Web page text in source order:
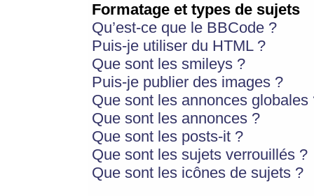
Formatage et types de sujets
Qu’est-ce que le BBCode ?
Puis-je utiliser du HTML ?
Que sont les smileys ?
Puis-je publier des images ?
Que sont les annonces globales
Que sont les annonces ?
Que sont les posts-it ?
Que sont les sujets verrouillés ?
Que sont les icônes de sujets ?